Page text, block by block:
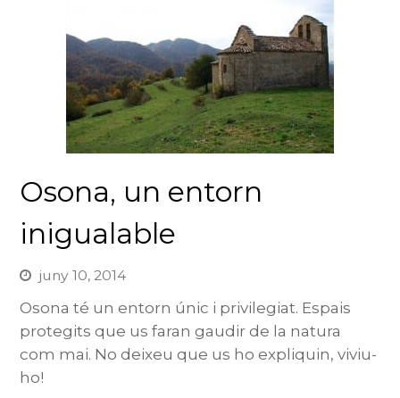
Osona, un entorn
inigualable
juny 10, 2014
Osona té un entorn únic i privilegiat. Espais
protegits que us faran gaudir de la natura
com mai. No deixeu que us ho expliquin, viviu-
ho!